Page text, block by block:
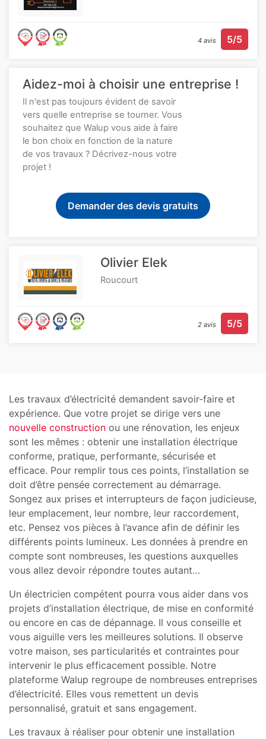
4 avis 5/5
Aidez-moi à choisir une entreprise !
Il n'est pas toujours évident de savoir
vers quelle entreprise se tourner. Vous
souhaitez que Walup vous aide à faire
le bon choix en fonction de la nature
de vos travaux ? Décrivez-nous votre
projet !
Demander des devis gratuits
Olivier Elek
Roucourt
2 avis 5/5
Les travaux d’électricité demandent savoir-faire et
expérience. Que votre projet se dirige vers une
nouvelle construction ou une rénovation, les enjeux
sont les mêmes : obtenir une installation électrique
conforme, pratique, performante, sécurisée et
efficace. Pour remplir tous ces points, l’installation se
doit d’être pensée correctement au démarrage.
Songez aux prises et interrupteurs de façon judicieuse,
leur emplacement, leur nombre, leur raccordement,
etc. Pensez vos pièces à l’avance afin de définir les
différents points lumineux. Les données à prendre en
compte sont nombreuses, les questions auxquelles
vous allez devoir répondre toutes autant…
Un électricien compétent pourra vous aider dans vos
projets d’installation électrique, de mise en conformité
ou encore en cas de dépannage. Il vous conseille et
vous aiguille vers les meilleures solutions. Il observe
votre maison, ses particularités et contraintes pour
intervenir le plus efficacement possible. Notre
plateforme Walup regroupe de nombreuses entreprises
d’électricité. Elles vous remettent un devis
personnalisé, gratuit et sans engagement.
Les travaux à réaliser pour obtenir une installation